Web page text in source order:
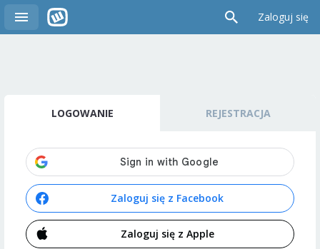
Zaloguj się
LOGOWANIE REJESTRACJA
Zaloguj się z Facebook
Zaloguj się z Apple